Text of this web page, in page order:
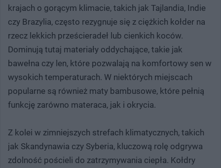
krajach o gorącym klimacie, takich jak Tajlandia, Indie
czy Brazylia, często rezygnuje się z ciężkich kołder na
rzecz lekkich prześcieradeł lub cienkich koców.
Dominują tutaj materiały oddychające, takie jak
bawełna czy len, które pozwalają na komfortowy sen w
wysokich temperaturach. W niektórych miejscach
popularne są również maty bambusowe, które pełnią
funkcję zarówno materaca, jak i okrycia.
Z kolei w zimniejszych strefach klimatycznych, takich
jak Skandynawia czy Syberia, kluczową rolę odgrywa
zdolność pościeli do zatrzymywania ciepła. Kołdry